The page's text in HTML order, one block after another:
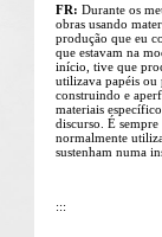
FR: Durante os
obras usando
produção que eu
que estavam na
início, tive que
utilizava papéis ou
construindo e
materiais
discurso. É
normalmente
sustenham numa
:::